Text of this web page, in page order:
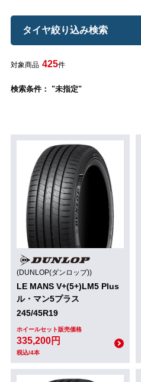
タイヤ絞り込み検索
対象商品 425件
検索条件： "未指定"
(DUNLOP(ダンロップ))
LE MANS V+(5+)LM5 Plus
ル・マン5プラス
245/45R19
ホイールセット販売価格
335,200円
税込/4本